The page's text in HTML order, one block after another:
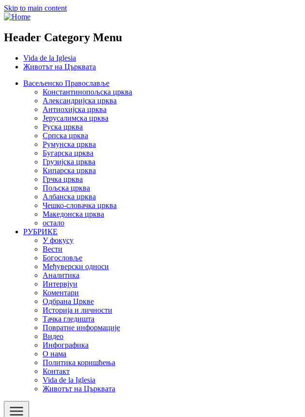
Skip to main content
Header Category Menu
Vida de la Iglesia
Животът на Църквата
Васељенско Православље
Константинопољска црква
Александријска црква
Антиохијска црква
Јерусалимска црква
Руска црква
Српска црква
Румунска црква
Бугарска црква
Грузијска црква
Кипарска црква
Грчка црква
Пољска црква
Албанска црква
Чешко-словачка црква
Македонска црква
остало
РУБРИКЕ
У фокусу
Вести
Богословље
Међуверски односи
Аналитика
Интервјуи
Коментари
Одбрана Цркве
Историја и личности
Тачка гледишта
Повратне информације
Видео
Инфографика
О нама
Политика коришћења
Контакт
Vida de la Iglesia
Животът на Църквата